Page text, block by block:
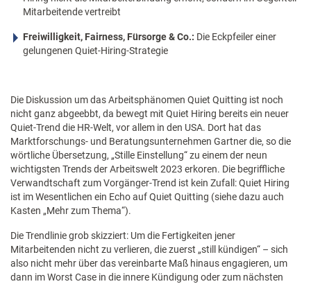
Mitarbeitende vertreibt
Freiwilligkeit, Fairness, Fürsorge & Co.: Die Eckpfeiler einer
gelungenen Quiet-Hiring-Strategie
Die Diskussion um das Arbeitsphänomen Quiet Quitting ist noch
nicht ganz abgeebbt, da bewegt mit Quiet Hiring bereits ein neuer
Quiet-Trend die HR-Welt, vor allem in den USA. Dort hat das
Marktforschungs- und Beratungsunternehmen Gartner die, so die
wörtliche Übersetzung, „Stille Einstellung“ zu einem der neun
wichtigsten Trends der Arbeitswelt 2023 erkoren. Die begriffliche
Verwandtschaft zum Vorgänger-Trend ist kein Zufall: Quiet Hiring
ist im Wesentlichen ein Echo auf Quiet Quitting (siehe dazu auch
Kasten „Mehr zum Thema“).
Die Trendlinie grob skizziert: Um die Fertigkeiten jener
Mitarbeitenden nicht zu verlieren, die zuerst „still kündigen“ – sich
also nicht mehr über das vereinbarte Maß hinaus engagieren, um
dann im Worst Case in die innere Kündigung oder zum nächsten